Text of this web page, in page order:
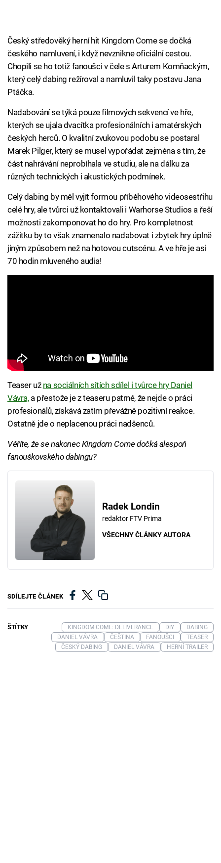
Český středověký herní hit Kingdom Come se dočká
českého namluvení, i když nevznikne oficiální cestou.
Chopili se ho totiž fanoušci v čele s Arturem Komňackým,
který celý dabing režíroval a namluvil taky postavu Jana
Ptáčka.
Nadabování se týká pouze filmových sekvencí ve hře,
kterých se ujala dvacítka profesionálních i amatérských
českých herců. O kvalitní zvukovou podobu se postaral
Marek Pilger, který se musel vypořádat zejména s tím, že
část nahrávání neprobíhala ve studiu, ale na dálku za
různých technických i akustických podmínek.
Celý dabing by měl vyjít formou příběhového videosestřihu
celé hry, ale tvůrci už kontaktovali i Warhorse Studios a řeší
možnosti zakomponovat ho do hry. Pro kompletnost
zážitku by to však znamenalo nadabovat i zbytek hry úplně
jiným způsobem než na hotovou cutscénu. A ve hře je asi
70 hodin mluveného audia!
Teaser už na sociálních sítích sdílel i tvůrce hry Daniel
Vávra,a přestože je z teaseru patrné, že nejde o práci
profesionálů, získává zatím převážně pozitivní reakce.
Ostatně jde o neplacenou práci nadšenců.
Věříte, že se nakonec Kingdom Come dočká alespoň
fanouškovského dabingu?
Radek Londin
redaktor FTV Prima
VŠECHNY ČLÁNKY AUTORA
SDÍLEJTE ČLÁNEK
ŠTÍTKY KINGDOM COME: DELIVERANCE DIY
DABING
DANIEL VÁVRA
ČEŠTINA FANOUŠCI
TEASER
ČESKÝ DABING
DANIEL VÁVRA HERNÍ TRAILER